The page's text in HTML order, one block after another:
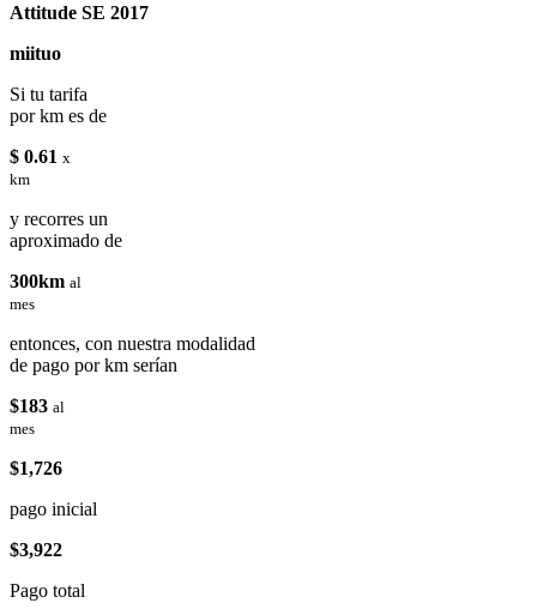
Attitude SE 2017
miituo
Si tu tarifa
por km es de
$ 0.61 x
km
y recorres un
aproximado de
300km al
mes
entonces, con nuestra modalidad
de pago por km serían
$183 al
mes
$1,726
pago inicial
$3,922
Pago total